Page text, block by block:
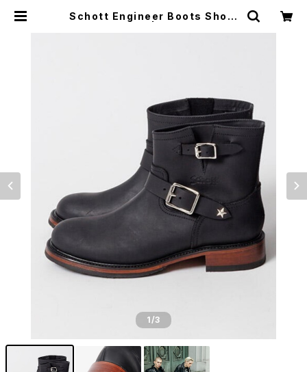
Schott Engineer Boots Short
1/3